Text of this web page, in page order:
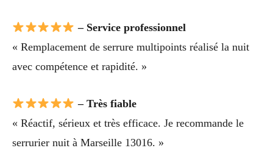
– Service professionnel
« Remplacement de serrure multipoints réalisé la nuit
avec compétence et rapidité. »
– Très fiable
« Réactif, sérieux et très efficace. Je recommande le
serrurier nuit à Marseille 13016. »